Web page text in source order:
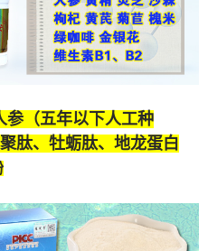
参（五年以下人工种
肽、牡蛎肽、 地龙蛋白